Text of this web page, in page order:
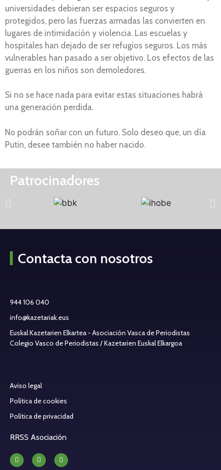
universidades debieran ser espacios seguros y
protegidos, pero las fuerzas armadas las convierten en
lugares de intimidación y violencia. Las escuelas y
hospitales han dejado de ser refugios seguros. Los más
vulnerables han pasado a ser objetivo. Los efectos de las
guerras en los niños son demoledores.
Si no se hace nada para evitar estas situaciones habrá
una generación perdida.
No podrán soñar con un futuro. Solo deseo que, un día
Putin, desee también no haber nacido.
Patrocinadores
Contacta con nosotros
944 106 040
info@kazetariak.eus
Euskal Kazetarien Elkartea - Asociación Vasca de Periodistas
Colegio Vasco de Periodistas / Kazetarien Euskal Elkargoa
Aviso legal
Política de cookies
Política de privacidad
RRSS Asociación